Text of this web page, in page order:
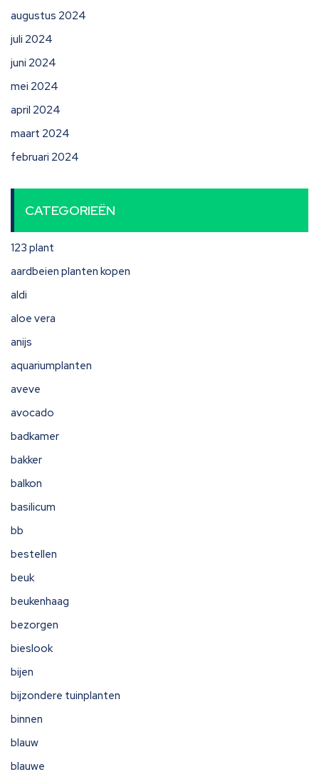
augustus 2024
juli 2024
juni 2024
mei 2024
april 2024
maart 2024
februari 2024
CATEGORIEËN
123 plant
aardbeien planten kopen
aldi
aloe vera
anijs
aquariumplanten
aveve
avocado
badkamer
bakker
balkon
basilicum
bb
bestellen
beuk
beukenhaag
bezorgen
bieslook
bijen
bijzondere tuinplanten
binnen
blauw
blauwe